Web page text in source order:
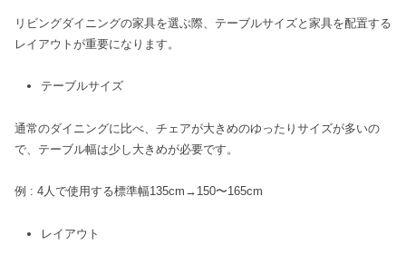
リビングダイニングの家具を選ぶ際、テーブルサイズと家具を配置する
レイアウトが重要になります。
テーブルサイズ
通常のダイニングに比べ、チェアが大きめのゆったりサイズが多いの
で、テーブル幅は少し大きめが必要です。
例 : 4人で使用する標準幅135cm→150〜165cm
レイアウト